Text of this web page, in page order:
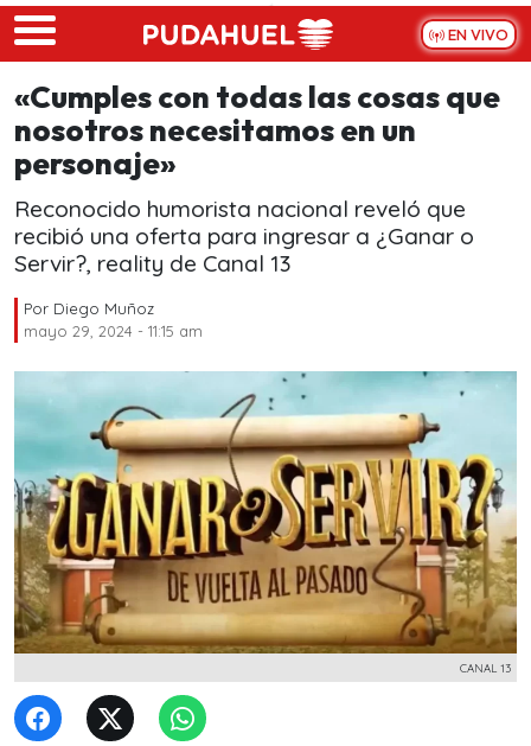
Skip to main content
EN VIVO
«Cumples con todas las cosas que
nosotros necesitamos en un
personaje»
Reconocido humorista nacional reveló que
recibió una oferta para ingresar a ¿Ganar o
Servir?, reality de Canal 13
Por Diego Muñoz
mayo 29, 2024 - 11:15 am
CANAL 13